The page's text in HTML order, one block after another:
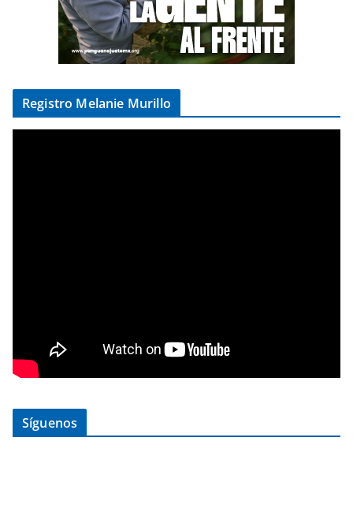
Registro Melanie Murillo
Síguenos